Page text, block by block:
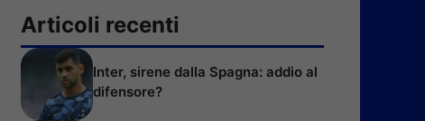
Articoli recenti
Inter, sirene dalla Spagna: addio al
difensore?